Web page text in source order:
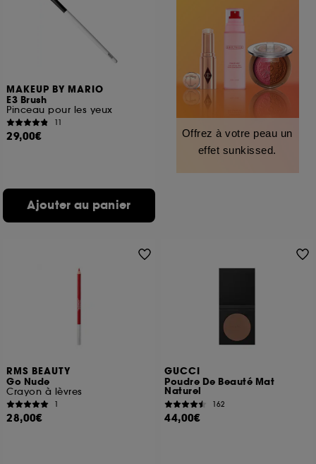
MAKEUP BY MARIO
E3 Brush
Pinceau pour les yeux
11
29,00€
Ajouter au panier
Offrez à votre peau un
effet sunkissed.
RMS BEAUTY
Go Nude
Crayon à lèvres
1
28,00€
GUCCI
Poudre De Beauté Mat
Naturel
162
44,00€